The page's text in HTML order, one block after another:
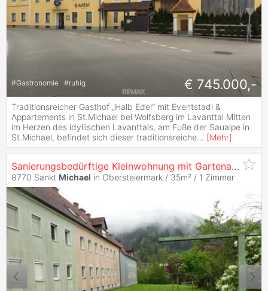
#Gastronomie #ruhig € 745.000,-
Traditionsreicher Gasthof „Halb Edel“ mit Eventstadl &
Appartements in St.Michael bei Wolfsberg im Lavanttal Mitten
im Herzen des idyllischen Lavanttals, am Fuße der Saualpe in
St.Michael, befindet sich dieser traditionsreiche... [Mehr]
Sanierungsbedürftige Kleinwohnung mit Gartenanteil in Sankt
8770 Sankt Michael in Obersteiermark / 35m² / 1 Zimmer